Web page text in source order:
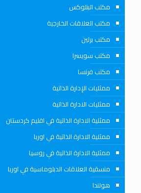
مكتب البنلوكس
مكتب العلاقات الخارجية
مكتب برلين
مكتب سويسرا
مكتب فرنسا
ممثليات الإدارة الذاتية
ممثليات الادارة الذاتية
ممثلية الادارة الذاتية في اقليم كردستان
ممثلية الادارة الذاتية في اوربا
ممثلية الادارة الذاتية في روسيا
منسقية العلاقات الدبلوماسية في اوربا
هولندا